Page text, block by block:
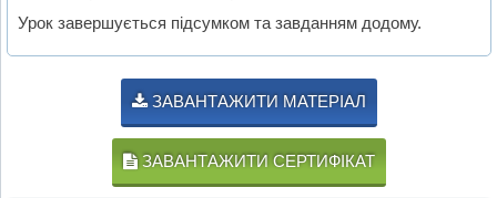
Урок завершується підсумком та завданням додому.
ЗАВАНТАЖИТИ МАТЕРІАЛ
ЗАВАНТАЖИТИ СЕРТИФІКАТ